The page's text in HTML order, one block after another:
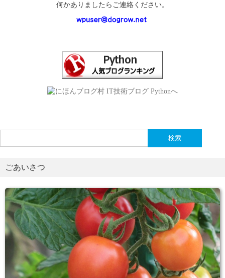
何かありましたらご連絡ください。
索:
ごあいさつ